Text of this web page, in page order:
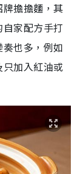
擔擔麵，其
家配方手打
也多，例如
加入紅油或